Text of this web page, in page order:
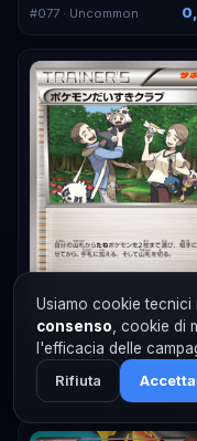
#077 · Uncommon
Pokémon Fan Club
079· Uncommon
Usiamo cookie tecnici
consenso , cookie di
l'efficacia delle
Rifiuta
Accetta